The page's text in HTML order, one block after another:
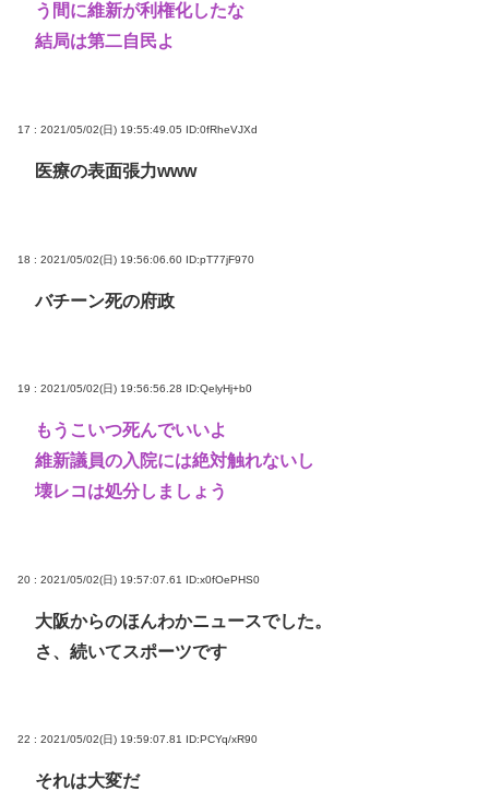
う間に維新が利権化したな
結局は第二自民よ
17 : 2021/05/02(日) 19:55:49.05 ID:0fRheVJXd
医療の表面張力www
18 : 2021/05/02(日) 19:56:06.60 ID:pT77jF970
バチーン死の府政
19 : 2021/05/02(日) 19:56:56.28 ID:QelyHj+b0
もうこいつ死んでいいよ
維新議員の入院には絶対触れないし
壊レコは処分しましょう
20 : 2021/05/02(日) 19:57:07.61 ID:x0fOePHS0
大阪からのほんわかニュースでした。
さ、続いてスポーツです
22 : 2021/05/02(日) 19:59:07.81 ID:PCYq/xR90
それは大変だ